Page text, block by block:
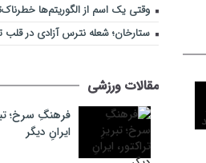
وقتی یک اسم از الگوریتم‌ها
ستارخان؛ شعله نترس آزادی در قلب
مقالات ورزشی
فرهنگِ سرخ؛
ایرانِ دیگر